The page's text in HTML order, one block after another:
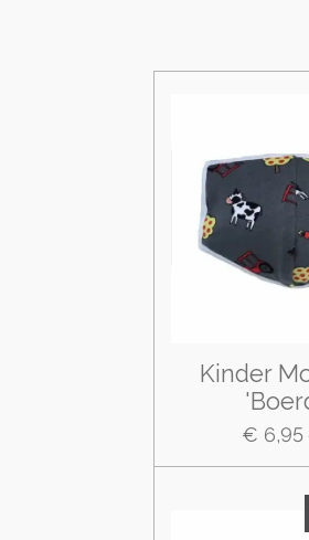
Kinder
€ 6,95